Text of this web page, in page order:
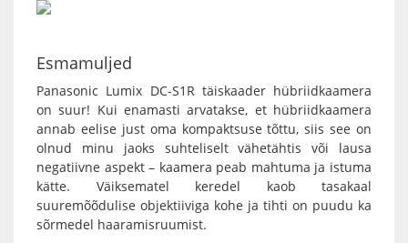
Esmamuljed
Panasonic Lumix DC-S1Rtäiskaader hübriidkaamera
on suur! Kui enamasti arvatakse, et hübriidkaamera
annab eelise just oma kompaktsuse tõttu, siis see on
olnud minu jaoks suhteliselt vähetähtis või lausa
negatiivne aspekt – kaamera peab mahtuma ja istuma
kätte. Väiksematel keredel kaob tasakaal
suuremõõdulise objektiiviga kohe ja tihti on puudu ka
sõrmedel haaramisruumist.